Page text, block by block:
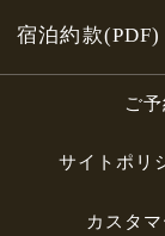
宿泊約款(PDF)
ご
サイトポリ
カスタ